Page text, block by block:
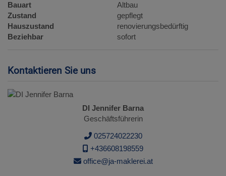
Bauart
Altbau
Zustand
gepflegt
Hauszustand
renovierungsbedürftig
Beziehbar
sofort
Kontaktieren Sie uns
DI Jennifer Barna
Geschäftsführerin
025724022230
+436608198559
office@ja-maklerei.at